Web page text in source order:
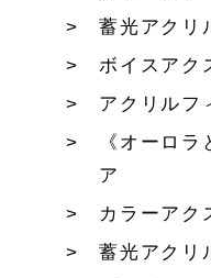
蓄光アクリ
ボイスアク
アクリルフ
《オーロ
ア
カラーアク
蓄光アクリ